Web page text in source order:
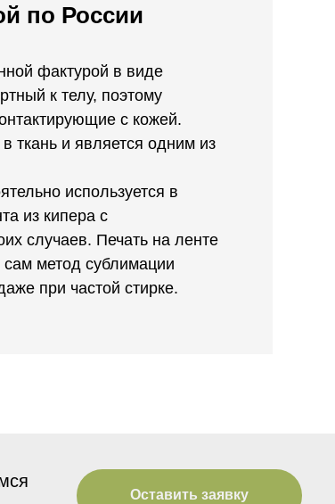
по России
фактурой в виде
к телу, поэтому
с кожей.
ткань и является одним из
используется в
из кипера с
случаев. Печать на ленте
сам метод сублимации
при частой стирке.
Оставить заявку